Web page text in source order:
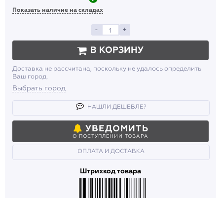
Показать наличие на складах
- +
В КОРЗИНУ
Доставка не рассчитана, поскольку не удалось определить
Ваш город.
Выбрать город
НАШЛИ ДЕШЕВЛЕ?
УВЕДОМИТЬ
О ПОСТУПЛЕНИИ ТОВАРА
ОПЛАТА И ДОСТАВКА
Штрихкод товара